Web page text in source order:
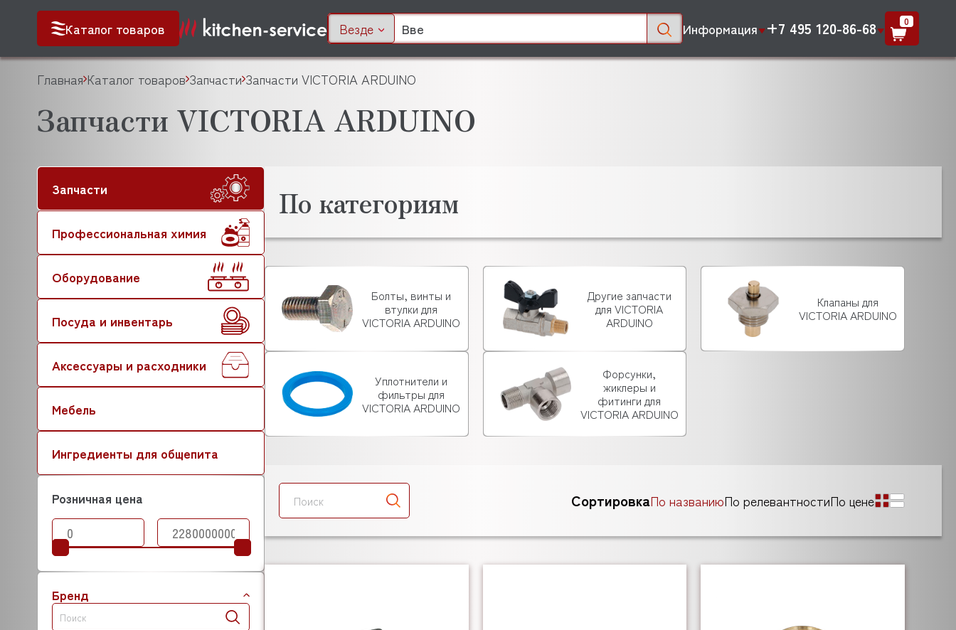
Каталог товаров Везде Информация +7 495 120-86-68 0
Главная Каталог товаров Запчасти Запчасти VICTORIA ARDUINO
Запчасти VICTORIA ARDUINO
Запчасти
Профессиональная химия
Оборудование
Посуда и инвентарь
Аксессуары и расходники
Мебель
Ингредиенты для общепита
Розничная цена
Бренд
По категориям
Болты, винты и
втулки для
VICTORIA ARDUINO
Другие запчасти
для VICTORIA
ARDUINO
Клапаны для
VICTORIA ARDUINO
Уплотнители и
фильтры для
VICTORIA ARDUINO
Форсунки,
жиклеры и
фитинги для
VICTORIA ARDUINO
СортировкаПо названиюПо релевантностиПо цене